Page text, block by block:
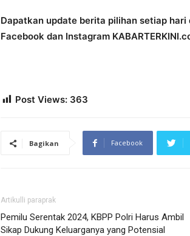
Dapatkan update berita pilihan setiap hari
Facebook dan Instagram
Post Views: 363
Bagikan Facebook
Artikulli paraprak
Pemilu Serentak 2024, KBPP Polri Harus Ambil
Sikap Dukung Keluarganya yang Potensial